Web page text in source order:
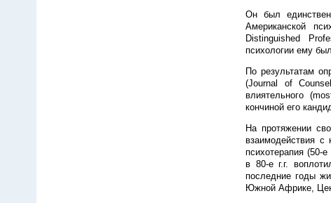
Он был
Американской
Distinguished
психологии ему
По результатам
(Journal of
влиятельного
кончиной его
На протяжении
взаимодействия с
психотерапия (50-
в 80-е г.г.
последние годы
Южной Африке,